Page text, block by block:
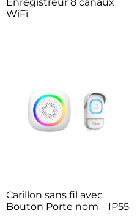
WiFi
Carillon sans fil avec
Bouton Porte nom – IP55